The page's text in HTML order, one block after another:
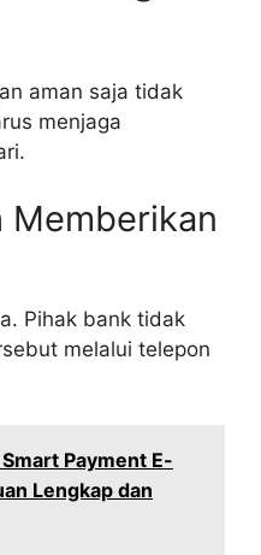
aman saja tidak
menjaga
Memberikan
Pihak bank tidak
melalui telepon
Payment E-
Lengkap dan